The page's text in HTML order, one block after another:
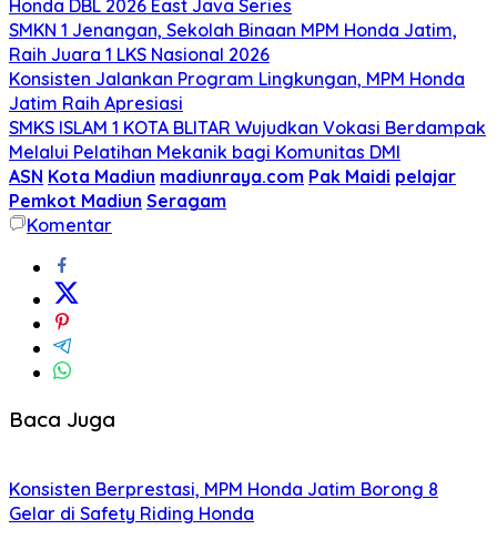
Honda DBL 2026 East Java Series
SMKN 1 Jenangan, Sekolah Binaan MPM Honda Jatim,
Raih Juara 1 LKS Nasional 2026
Konsisten Jalankan Program Lingkungan, MPM Honda
Jatim Raih Apresiasi
SMKS ISLAM 1 KOTA BLITAR Wujudkan Vokasi Berdampak
Melalui Pelatihan Mekanik bagi Komunitas DMI
ASN Kota Madiun madiunraya.com Pak Maidi pelajar
Pemkot Madiun Seragam
Komentar
Baca Juga
Konsisten Berprestasi, MPM Honda Jatim Borong 8
Gelar di Safety Riding Honda